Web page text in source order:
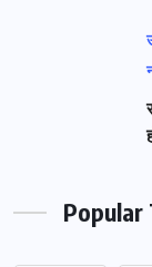
Popular